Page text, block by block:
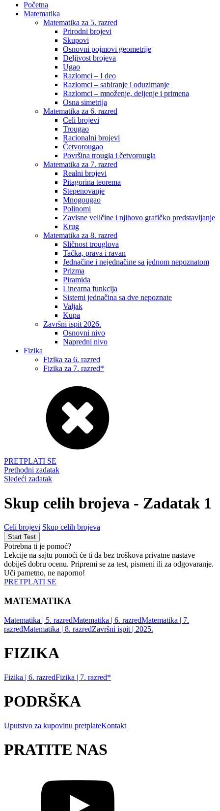
Početna
Matematika
Matematika za 5. razred
Prirodni brojevi
Skupovi
Osnovni pojmovi geometrije
Deljivost brojeva
Ugao
Razlomci – I deo
Razlomci – sabiranje i oduzimanje
Razlomci – množenje, deljenje i primena
Osna simetrija
Matematika za 6. razred
Celi brojevi
Trougao
Racionalni brojevi
Četvorougao
Površina trougla i četvorougla
Matematika za 7. razred
Realni brojevi
Pitagorina teorema
Stepenovanje
Mnogougao
Polinomi
Zavisne veličine i njihovo grafičko predstavljanje
Krug
Matematika za 8. razred
Sličnost trouglova
Tačka, prava i ravan
Jednačine i nejednačine sa jednom nepoznatom
Prizma
Piramida
Linearna funkcija
Sistemi jednačina sa dve nepoznate
Valjak
Kupa
Završni ispit 2026.
Osnovni nivo
Napredni nivo
Fizika
Fizika za 6. razred
Fizika za 7. razred*
PRETPLATI SE
Prethodni zadatak
Sledeći zadatak
Skup celih brojeva - Zadatak 1
Celi brojevi Skup celih brojeva
Potrebna ti je pomoć?
Lekcije na sajtu pomoći će ti da bez troškova privatne nastave
dobiješ dobru ocenu. Pripremi se za test, pismeni ili za odgovaranje.
Uči pametno, ne naporno!
PRETPLATI SE
MATEMATIKA
Matematika | 5. razredMatematika | 6. razredMatematika | 7.
razredMatematika | 8. razredZavršni ispit | 2025.
FIZIKA
Fizika | 6. razredFizika | 7. razred*
PODRŠKA
Uputstvo za kupovinu pretplateKontakt
PRATITE NAS